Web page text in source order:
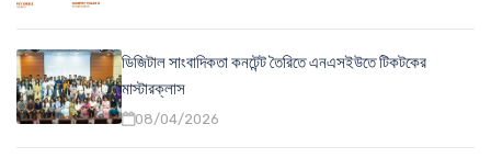
ডিজিটাল সাংবাদিকতা কনটেন্ট তৈরিতে এনএসইউতে টিকটকের
মাস্টারক্লাস
08/04/2026